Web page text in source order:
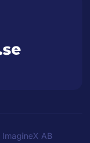
ImagineX AB